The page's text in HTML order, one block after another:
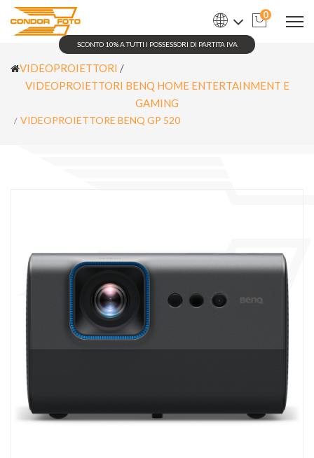
SCONTO 10% A TUTTI I POSSESSORI DI PARTITA IVA
0
VIDEOPROIETTORI /
VIDEOPROIETTORI BENQ HOME ENTERTAINMENT E
GAMING
VIDEOPROIETTORE BENQ GP 520